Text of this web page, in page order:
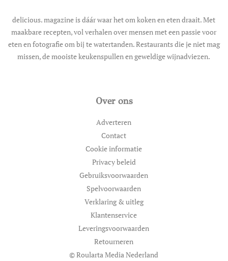
delicious. magazine is dáár waar het om koken en eten draait. Met
maakbare recepten, vol verhalen over mensen met een passie voor
eten en fotografie om bij te watertanden. Restaurants die je niet mag
missen, de mooiste keukenspullen en geweldige wijnadviezen.
Over ons
Adverteren
Contact
Cookie informatie
Privacy beleid
Gebruiksvoorwaarden
Spelvoorwaarden
Verklaring & uitleg
Klantenservice
Leveringsvoorwaarden
Retourneren
© Roularta Media Nederland